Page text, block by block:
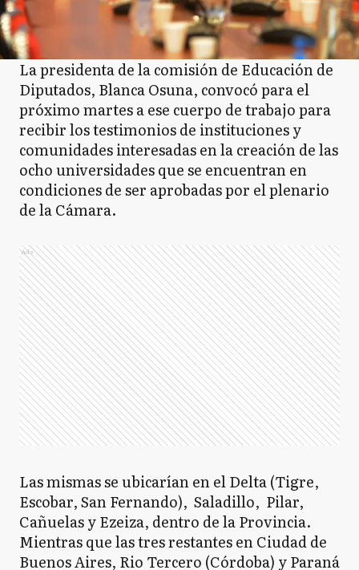
La presidenta de la comisión de Educación de
Diputados, Blanca Osuna, convocó para el
próximo martes a ese cuerpo de trabajo para
recibir los testimonios de instituciones y
comunidades interesadas en la creación de las
ocho universidades que se encuentran en
condiciones de ser aprobadas por el plenario
de la Cámara.
Ads
Las mismas se ubicarían en el Delta (Tigre,
Escobar, San Fernando), Saladillo, Pilar,
Cañuelas y Ezeiza, dentro de la Provincia.
Mientras que las tres restantes en Ciudad de
Buenos Aires, Rio Tercero (Córdoba) y Paraná